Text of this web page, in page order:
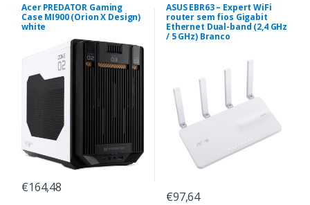
Acer PREDATOR Gaming
Case MI900 (Orion X Design)
white
€164,48
ASUS EBR63 – Expert WiFi
router sem fios Gigabit
Ethernet Dual-band (2,4 GHz
/ 5 GHz) Branco
€97,64